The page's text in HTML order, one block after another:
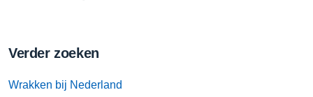
Verder zoeken
Wrakken bij Nederland